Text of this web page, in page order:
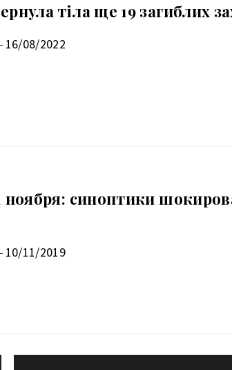
тіла ще 19 загиблих
16/08/2022
ноября: синоптики
10/11/2019